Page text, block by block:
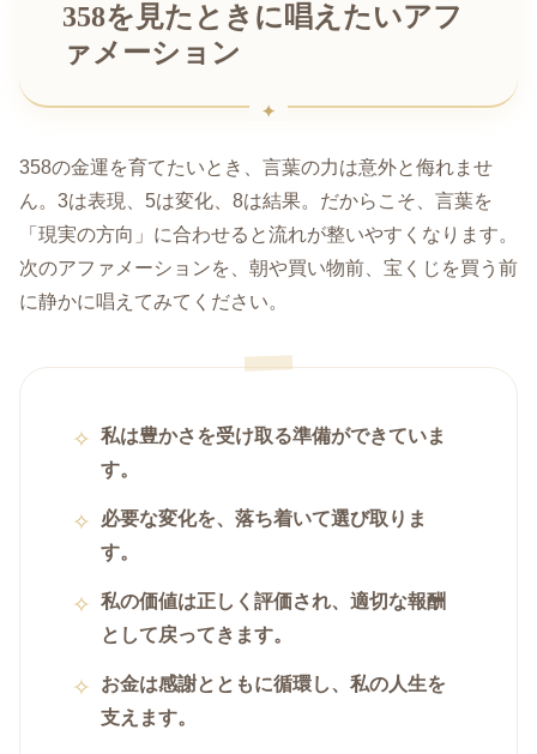
358を見たときに唱えたいアフ
ァメーション
358の金運を育てたいとき、言葉の力は意外と侮れませ
ん。3は表現、5は変化、8は結果。だからこそ、言葉を
「現実の方向」に合わせると流れが整いやすくなります。
次のアファメーションを、朝や買い物前、宝くじを買う前
に静かに唱えてみてください。
私は豊かさを受け取る準備ができていま
す。
必要な変化を、落ち着いて選び取りま
す。
私の価値は正しく評価され、適切な報酬
として戻ってきます。
お金は感謝とともに循環し、私の人生を
支えます。